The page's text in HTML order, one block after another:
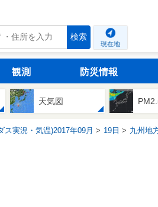
検索
現在地
観測 防災情報
天気図
ス実況・気温)2017年09月 19日 九州地